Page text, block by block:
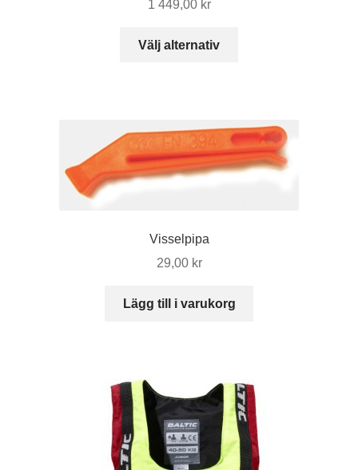
1 449,00 kr
Välj alternativ
varianter.
De
olika
Visselpipa
29,00 kr
Lägg till i varukorg